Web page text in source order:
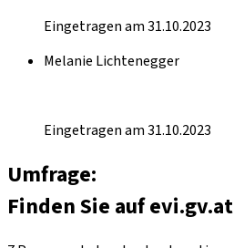
Eingetragen am 31.10.2023
Melanie Lichtenegger
Eingetragen am 31.10.2023
Umfrage:
Finden Sie auf